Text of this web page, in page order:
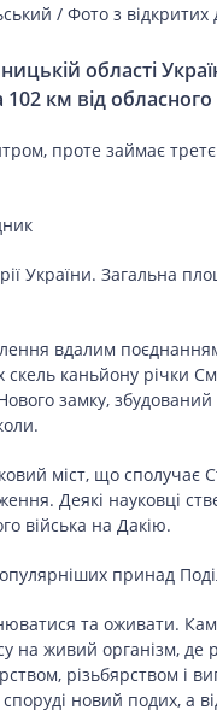
/ Фото з відкритих
області
102 км від
проте займає
України. Загальна
вдалим
скель каньйону
замку,
міст, що сполучає
Деякі науковці
війська на Дакію.
принад
та оживати.
на живий організм, де
різьбярством і
новий подих, а